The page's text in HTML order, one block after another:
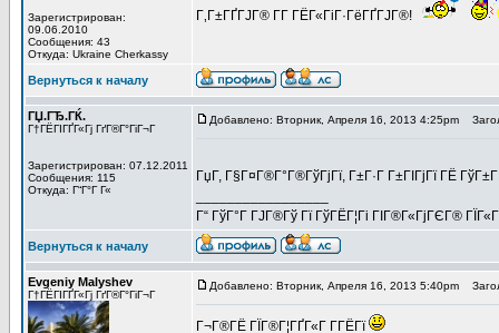
Зарегистрирован:
09.06.2010
Сообщения: 43
Откуда: Ukraine Cherkassy
Г‚Г±ГҐГЈГ® Г­Г ГЁГ«ГіГ·ГёГҐГЈГ®!
Вернуться к началу
ГЏ.ГЂ.ГЌ.
Г†ГЁГІГҐГ«Гј ГґГ®Г°ГіГ¬Г
Зарегистрирован: 07.12.2011
Сообщения: 115
Откуда: Г“Г°Г Г«
Добавлено: Вторник, Апреля 16, 2013 4:25pm
ГџГ­, Г§Г¤Г®Г°Г®ГўГјГї, Г±Г·Г Г±ГІГјГї ГЁ
Г“ ГўГ°Г ГЈГ®Гў Гї ГўГЁГ¦Гі ГІГ®Г«ГјГЄГ®
Вернуться к началу
Evgeniy Malyshev
Г†ГЁГІГҐГ«Гј ГґГ®Г°ГіГ¬Г
Добавлено: Вторник, Апреля 16, 2013 5:40pm
Г¬Г®ГЁ ГЇГ®Г¦ГҐГ«Г Г­ГЁГї